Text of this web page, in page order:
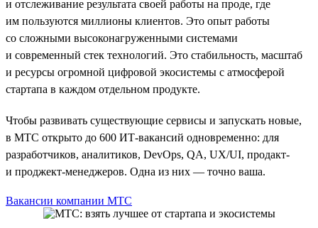
и отслеживание результата своей работы на проде, где
им пользуются миллионы клиентов. Это опыт работы
со сложными высоконагруженными системами
и современный стек технологий. Это стабильность, масштаб
и ресурсы огромной цифровой экосистемы с атмосферой
стартапа в каждом отдельном продукте.
Чтобы развивать существующие сервисы и запускать новые,
в МТС открыто до 600 ИТ-вакансий одновременно: для
разработчиков, аналитиков, DevOps, QA, UX/UI, продакт-
и проджект-менеджеров. Одна из них — точно ваша.
Вакансии компании МТС